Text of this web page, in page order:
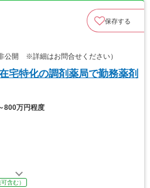
保存する
公開 ※詳細はお問合せください）
宅特化の調剤薬局で勤務薬剤
800万円程度
含む）